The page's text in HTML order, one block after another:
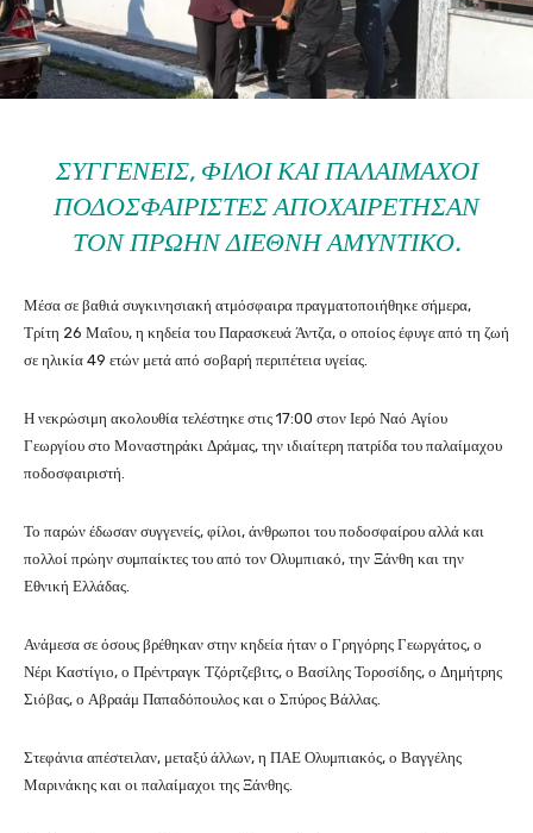
ΣΥΓΓΕΝΕΊΣ, ΦΊΛΟΙ ΚΑΙ ΠΑΛΑΊΜΑΧΟΙ
ΠΟΔΟΣΦΑΙΡΙΣΤΈΣ ΑΠΟΧΑΙΡΈΤΗΣΑΝ
ΤΟΝ ΠΡΏΗΝ ΔΙΕΘΝΉ ΑΜΥΝΤΙΚΌ.
Μέσα σε βαθιά συγκινησιακή ατμόσφαιρα πραγματοποιήθηκε σήμερα,
Τρίτη 26 Μαΐου, η κηδεία του Παρασκευά Άντζα, ο οποίος έφυγε από τη ζωή
σε ηλικία 49 ετών μετά από σοβαρή περιπέτεια υγείας.
Η νεκρώσιμη ακολουθία τελέστηκε στις 17:00 στον Ιερό Ναό Αγίου
Γεωργίου στο Μοναστηράκι Δράμας, την ιδιαίτερη πατρίδα του παλαίμαχου
ποδοσφαιριστή.
Το παρών έδωσαν συγγενείς, φίλοι, άνθρωποι του ποδοσφαίρου αλλά και
πολλοί πρώην συμπαίκτες του από τον Ολυμπιακό, την Ξάνθη και την
Εθνική Ελλάδας.
Ανάμεσα σε όσους βρέθηκαν στην κηδεία ήταν ο Γρηγόρης Γεωργάτος, ο
Νέρι Καστίγιο, ο Πρέντραγκ Τζόρτζεβιτς, ο Βασίλης Τοροσίδης, ο Δημήτρης
Σιόβας, ο Αβραάμ Παπαδόπουλος και ο Σπύρος Βάλλας.
Στεφάνια απέστειλαν, μεταξύ άλλων, η ΠΑΕ Ολυμπιακός, ο Βαγγέλης
Μαρινάκης και οι παλαίμαχοι της Ξάνθης.